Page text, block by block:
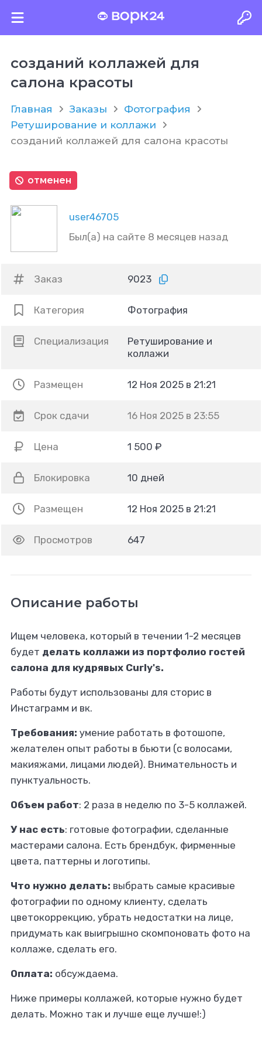
созданий коллажей для
салона красоты
Главная Заказы
Фотография
Ретуширование и коллажи
созданий коллажей для салона красоты
user46705
Был(а) на сайте 8 месяцев назад
отменен
Заказ 9023
Категория Фотография
Специализация
Ретуширование и
коллажи
Размещен 12 Ноя 2025 в 21:21
Срок сдачи 16 Ноя 2025 в 23:55
Цена 1 500 ₽
Блокировка 10 дней
Размещен 12 Ноя 2025 в 21:21
Просмотров 647
Описание работы
Ищем человека, который в течении 1-2 месяцев
будет делать коллажи из портфолио гостей
салона для кудрявых Curly's.
Работы будут использованы для сторис в
Инстаграмм и вк.
Требования: умение работать в фотошопе,
желателен опыт работы в бьюти (с волосами,
макияжами, лицами людей). Внимательность и
пунктуальность.
Объем работ: 2 раза в неделю по 3-5 коллажей.
У нас есть: готовые фотографии, сделанные
мастерами салона. Есть брендбук, фирменные
цвета, паттерны и логотипы.
Что нужно делать: выбрать самые красивые
фотографии по одному клиенту, сделать
цветокоррекцию, убрать недостатки на лице,
придумать как выигрышно скомпоновать фото на
коллаже, сделать его.
Оплата: обсуждаема.
Ниже примеры коллажей, которые нужно будет
делать. Можно так и лучше еще лучше!:)